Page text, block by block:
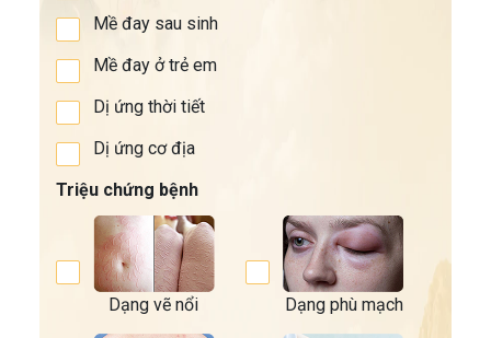
Mề đay sau sinh
Mề đay ở trẻ em
Dị ứng thời tiết
Dị ứng cơ địa
Triệu chứng bệnh
Dạng vẽ nổi Dạng phù mạch